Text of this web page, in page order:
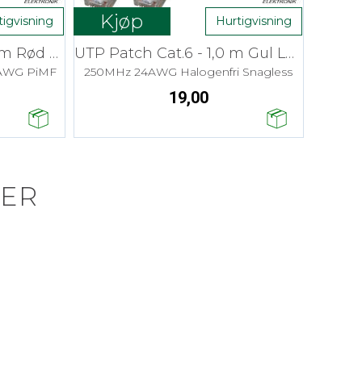
SFTP Patch Cat.6 - 1,0 m Rød LSZH
PiMF
Kjøp Hurtigvisning
UTP Patch Cat.6 - 1,0 m Gul LSZH
250MHz 24AWG Halogenfri Snagless
19,00